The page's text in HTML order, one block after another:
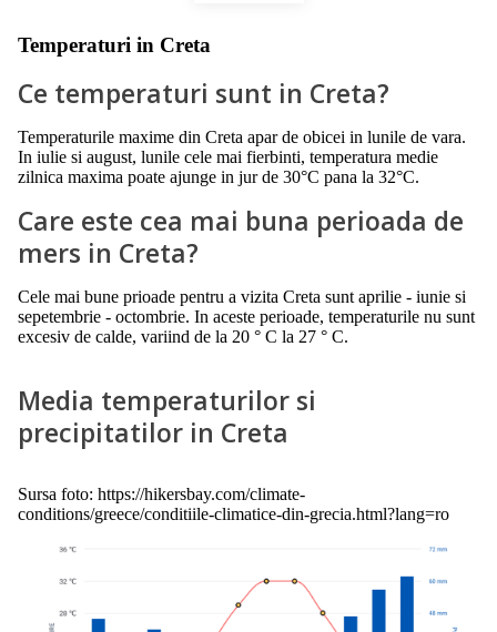
Temperaturi in Creta
Ce temperaturi sunt in Creta?
Temperaturile maxime din Creta apar de obicei in lunile de vara.
In iulie si august, lunile cele mai fierbinti, temperatura medie
zilnica maxima poate ajunge in jur de 30°C pana la 32°C.
Care este cea mai buna perioada de
mers in Creta?
Cele mai bune prioade pentru a vizita Creta sunt aprilie - iunie si
sepetembrie - octombrie. In aceste perioade, temperaturile nu sunt
excesiv de calde, variind de la 20 ° C la 27 ° C.
Media temperaturilor si
precipitatilor in Creta
Sursa foto: https://hikersbay.com/climate-
conditions/greece/conditiile-climatice-din-grecia.html?lang=ro